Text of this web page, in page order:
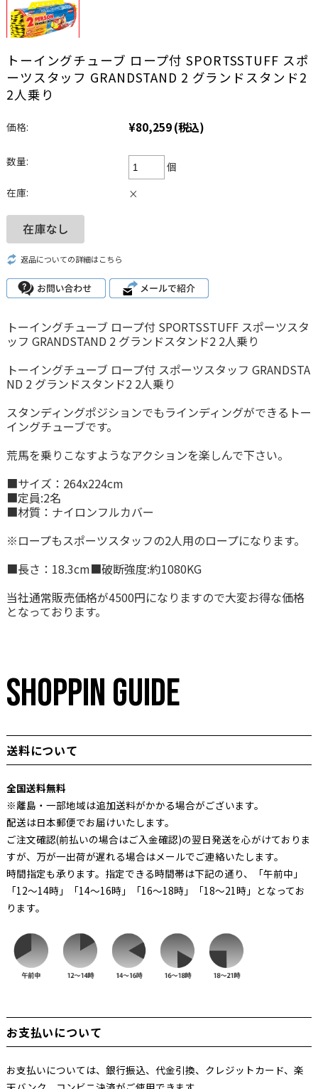
トーイングチューブ ロープ付 SPORTSSTUFF スポ
ーツスタッフ GRANDSTAND 2 グランドスタンド2
2人乗り
価格: ¥80,259(税込)
数量:
個
在庫:
×
返品についての詳細はこちら
トーイングチューブ ロープ付 SPORTSSTUFF スポーツスタ
ッフ GRANDSTAND 2 グランドスタンド2 2人乗り
トーイングチューブ ロープ付 スポーツスタッフ GRANDSTA
ND 2 グランドスタンド2 2人乗り
スタンディングポジションでもラインディングができるトー
イングチューブです。
荒馬を乗りこなすようなアクションを楽しんで下さい。
■サイズ：264x224cm
■定員:2名
■材質：ナイロンフルカバー
※ロープもスポーツスタッフの2人用のロープになります。
■長さ：18.3cm■破断強度:約1080KG
当社通常販売価格が4500円になりますので大変お得な価格
となっております。
SHOPPIN GUIDE
送料について
全国送料無料
※離島・一部地域は追加送料がかかる場合がございます。
配送は日本郵便でお届けいたします。
ご注文確認(前払いの場合はご入金確認)の翌日発送を心がけておりま
すが、万が一出荷が遅れる場合はメールでご連絡いたします。
時間指定も承ります。指定できる時間帯は下記の通り、「午前中」
「12～14時」「14～16時」「16～18時」「18～21時」となってお
ります。
お支払いについて
お支払いについては、銀行振込、代金引換、クレジットカード、楽